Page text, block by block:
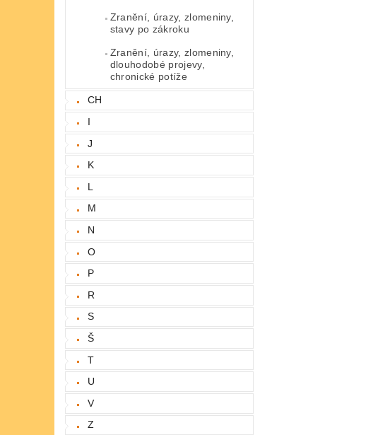
Zranění, úrazy, zlomeniny,
stavy po zákroku
Zranění, úrazy, zlomeniny,
dlouhodobé projevy,
chronické potíže
CH
I
J
K
L
M
N
O
P
R
S
Š
T
U
V
Z